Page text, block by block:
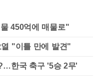
450억에 매물로"
"이틀 만에 발견"
한국 축구 '5승 2무'